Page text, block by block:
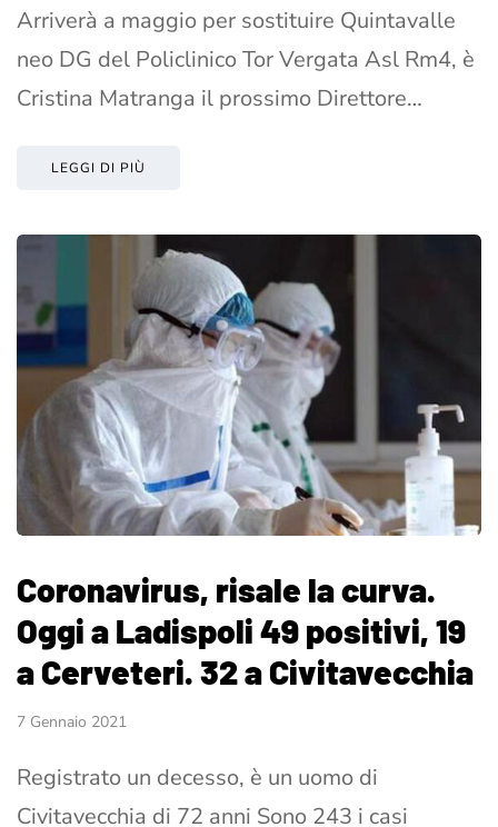
Arriverà a maggio per sostituire Quintavalle
neo DG del Policlinico Tor Vergata Asl Rm4, è
Cristina Matranga il prossimo Direttore…
LEGGI DI PIÙ
Coronavirus, risale la curva.
Oggi a Ladispoli 49 positivi, 19
a Cerveteri. 32 a Civitavecchia
7 Gennaio 2021
Registrato un decesso, è un uomo di
Civitavecchia di 72 anni Sono 243 i casi